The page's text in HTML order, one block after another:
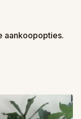
aankoopopties.